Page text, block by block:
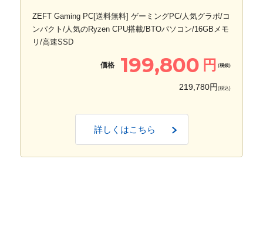
ZEFT Gaming PC[送料無料] ゲーミングPC/人気グラボ/コ
ンパクト/人気のRyzen CPU搭載/BTOパソコン/16GBメモ
リ/高速SSD
価格 199,800 円 (税抜)
219,780円 (税込)
詳しくはこちら